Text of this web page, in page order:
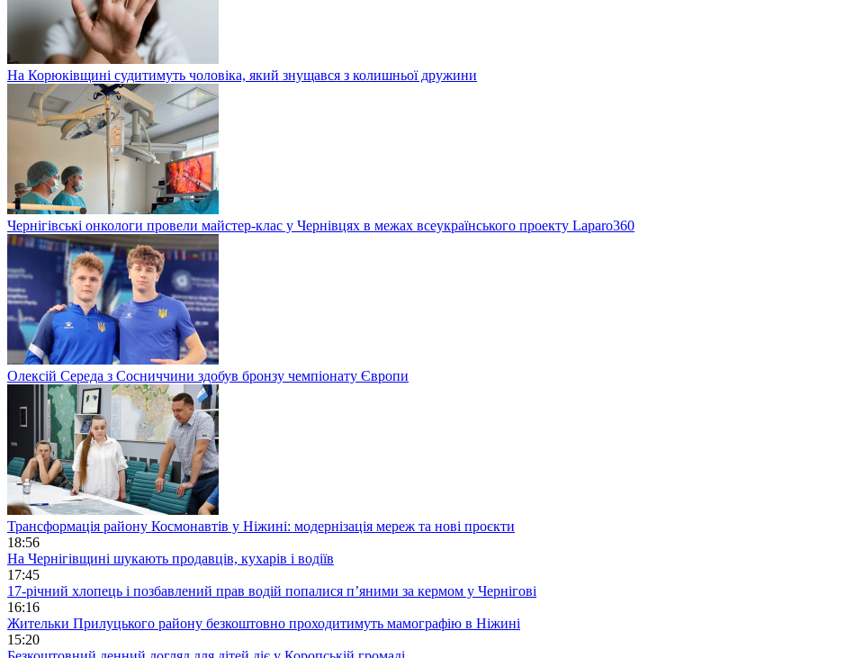
На Корюківщині судитимуть чоловіка, який знущався з колишньої дружини
Чернігівські онкологи провели майстер-клас у Чернівцях в межах всеукраїнського проекту Laparo360
Олексій Середа з Сосниччини здобув бронзу чемпіонату Європи
Трансформація району Космонавтів у Ніжині: модернізація мереж та нові проєкти
18:56
На Чернігівщині шукають продавців, кухарів і водіїв
17:45
17-річний хлопець і позбавлений прав водій попалися п’яними за кермом у Чернігові
16:16
Жительки Прилуцького району безкоштовно проходитимуть мамографію в Ніжині
15:20